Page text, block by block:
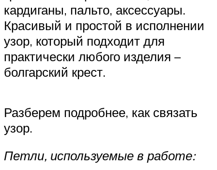
кардиганы, пальто, аксессуары.
Красивый и простой в исполнении
узор, который подходит для
практически любого изделия –
болгарский крест.
Разберем подробнее, как связать
узор.
Петли, используемые в работе: